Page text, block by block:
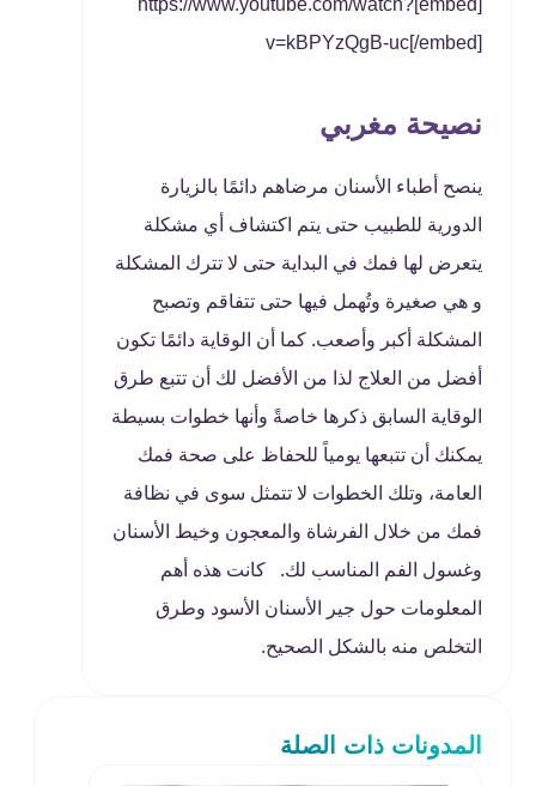
[embed]https://www.youtube.com/watch?
v=kBPYzQgB-uc[/embed]
نصيحة مغربي
ينصح أطباء الأسنان مرضاهم دائمًا بالزيارة
الدورية للطبيب حتى يتم اكتشاف أي مشكلة
يتعرض لها فمك في البداية حتى لا تترك المشكلة
و هي صغيرة وتُهمل فيها حتى تتفاقم وتصبح
المشكلة أكبر وأصعب. كما أن الوقاية دائمًا تكون
أفضل من العلاج لذا من الأفضل لك أن تتبع طرق
الوقاية السابق ذكرها خاصةً وأنها خطوات بسيطة
يمكنك أن تتبعها يومياً للحفاظ على صحة فمك
العامة، وتلك الخطوات لا تتمثل سوى في نظافة
فمك من خلال الفرشاة والمعجون وخيط الأسنان
وغسول الفم المناسب لك. كانت هذه أهم
المعلومات حول جير الأسنان الأسود وطرق
التخلص منه بالشكل الصحيح.
المدونات ذات الصلة